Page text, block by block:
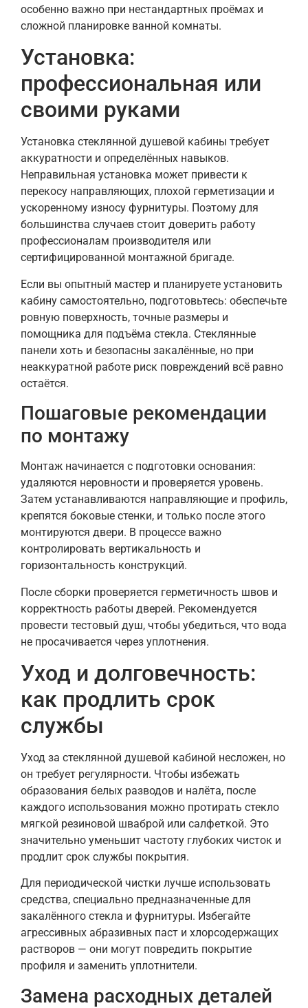
особенно важно при нестандартных проёмах и
сложной планировке ванной комнаты.
Установка:
профессиональная или
своими руками
Установка стеклянной душевой кабины требует
аккуратности и определённых навыков.
Неправильная установка может привести к
перекосу направляющих, плохой герметизации и
ускоренному износу фурнитуры. Поэтому для
большинства случаев стоит доверить работу
профессионалам производителя или
сертифицированной монтажной бригаде.
Если вы опытный мастер и планируете установить
кабину самостоятельно, подготовьтесь: обеспечьте
ровную поверхность, точные размеры и
помощника для подъёма стекла. Стеклянные
панели хоть и безопасны закалённые, но при
неаккуратной работе риск повреждений всё равно
остаётся.
Пошаговые рекомендации
по монтажу
Монтаж начинается с подготовки основания:
удаляются неровности и проверяется уровень.
Затем устанавливаются направляющие и профиль,
крепятся боковые стенки, и только после этого
монтируются двери. В процессе важно
контролировать вертикальность и
горизонтальность конструкций.
После сборки проверяется герметичность швов и
корректность работы дверей. Рекомендуется
провести тестовый душ, чтобы убедиться, что вода
не просачивается через уплотнения.
Уход и долговечность:
как продлить срок
службы
Уход за стеклянной душевой кабиной несложен, но
он требует регулярности. Чтобы избежать
образования белых разводов и налёта, после
каждого использования можно протирать стекло
мягкой резиновой шваброй или салфеткой. Это
значительно уменьшит частоту глубоких чисток и
продлит срок службы покрытия.
Для периодической чистки лучше использовать
средства, специально предназначенные для
закалённого стекла и фурнитуры. Избегайте
агрессивных абразивных паст и хлорсодержащих
растворов — они могут повредить покрытие
профиля и заменить уплотнители.
Замена расходных деталей